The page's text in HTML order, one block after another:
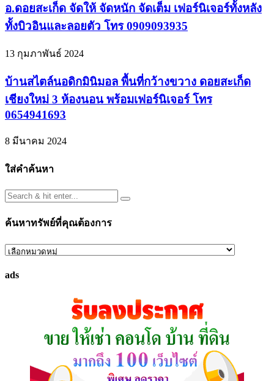
อ.ดอยสะเก็ด จัดให้ จัดหนัก จัดเต็ม เฟอร์นิเจอร์ทั้งหลัง
ทั้งบิวอินและลอยตัว โทร 0909093935
13 กุมภาพันธ์ 2024
บ้านสไตล์นอดิกมินิมอล พื้นที่กว้างขวาง ดอยสะเก็ด
เชียงใหม่ 3 ห้องนอน พร้อมเฟอร์นิเจอร์ โทร
0654941693
8 มีนาคม 2024
ใส่คำค้นหา
ค้นหาทรัพย์ที่คุณต้องการ
ค้นหา
ที่
ads